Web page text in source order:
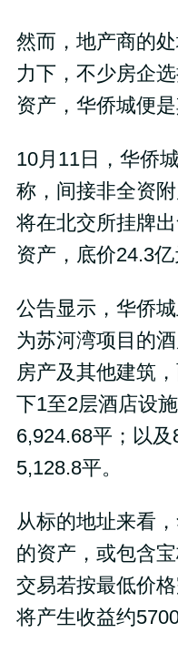
然而，地产商的
力下，不少房企
资产，华侨城便是
10月11日，华侨
称，间接非全资
将在北交所挂牌
资产，底价24.3亿
公告显示，华侨
为苏河湾项目的
房产及其他建筑
下1至2层酒店设
6,924.68平；以
5,128.8平。
从标的地址来看
的资产，或包含
交易若按最低价格
将产生收益约5700